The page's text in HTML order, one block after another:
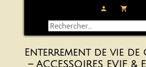
person local_grocery_store
Enterrement de vie de
– ACCESSOIRES EVJF &